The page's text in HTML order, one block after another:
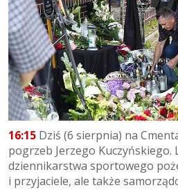
16:15 Dziś (6 sierpnia) na
pogrzeb Jerzego Kuczyńskiego.
dziennikarstwa sportowego
i przyjaciele, ale także